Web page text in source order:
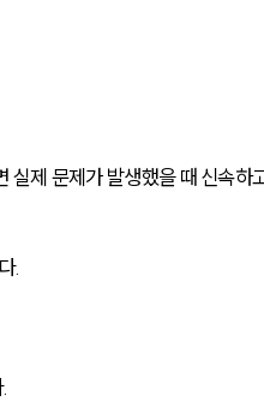
실제 문제가 발생했을 때 신속하
.